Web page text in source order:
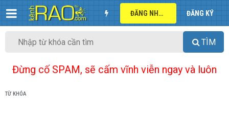
ĐĂNG NHẬP ĐĂNG KÝ
TÌM
Đừng cố SPAM, sẽ cấm vĩnh viễn ngay và luôn
TỪ KHÓA